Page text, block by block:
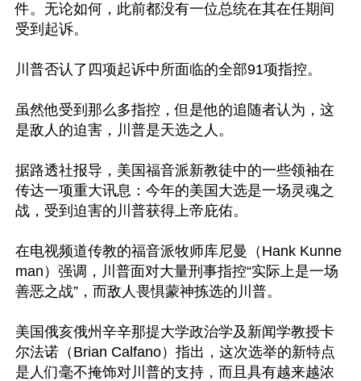
件。无论如何，此前都没有一位总统在其在任期间
受到起诉。
川普否认了四项起诉中所面临的全部91项指控。
虽然他受到那么多指控，但是他的追随者认为，这
是敌人的迫害，川普是天选之人。
据路透社报导，美国福音派新教徒中的一些领袖在
传达一项重大讯息：今年的美国大选是一场灵魂之
战，受到迫害的川普获得上帝庇佑。
在电视频道传教的福音派牧师库尼曼（Hank Kunne
man）强调，川普面对大量刑事指控“实际上是一场
善恶之战”，而敌人畏惧蒙神拣选的川普。
美国俄亥俄州辛辛那提大学政治学及新闻学教授卡
尔法诺（Brian Calfano）指出，这次选举的新特点
是人们毫不掩饰对川普的支持，而且具有越来越浓